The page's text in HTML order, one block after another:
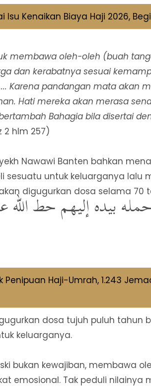
Isu Kenaikan Biaya Haji 2026,
membawa oleh-oleh (buah
dan kerabatnya sesuai
Karena pandangan mata akan
Hati mereka akan merasa
Bahagia bila disertai
2 hlm 257)
Nawawi Banten bahkan
sesuatu untuk keluarganya lalu
digugurkan dosa selama 70
بيده إليهم حط الله
Penipuan Haji-Umrah, 1.243
dosa tujuh puluh tahun
keluarganya.
bukan kewajiban, membawa
emosional. Tak peduli